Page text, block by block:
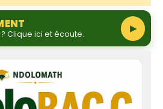
Clique ici et écoute. ▶